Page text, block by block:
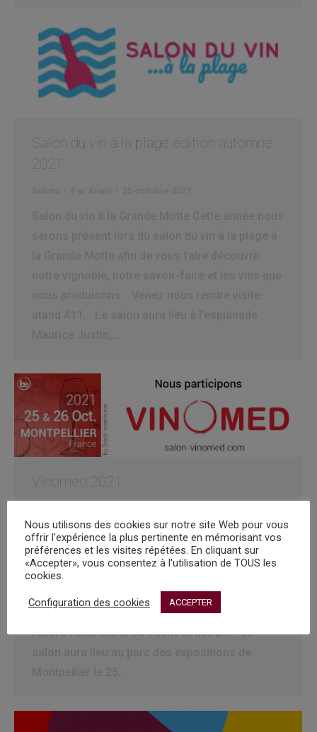
Salon du vin à la plage édition automne
2021
Anaïs 25 octobre 2021
Salon du vin à la Grande Motte Cette année nous
serons présent lors du salon du vin à la plage à
la Grande Motte afin de vous faire découvrir
notre vignoble, notre savoir-faire et les vins que
nous produisons. Venez nous rendre visite
stand A11. Le salon aura lieu à l’esplanade
Maurice Justin,…
Vinomed 2021
Salon Vinomed 2021 Salon Vinomed 2021Cette
année nous serons présent lors du salon
Vinomed à Montpellier afin de vous faire
découvrir notre vignoble, notre savoir-faire et
les vins que nous produisons. Venez nous
rendre visite stand D34 dans le hall B1. Le
salon aura lieu au parc des expositions de
Montpellier le 25…
Nous utilisons des cookies sur notre site Web pour vous
offrir l'expérience la plus pertinente en mémorisant vos
préférences et les visites répétées. En cliquant sur
«Accepter», vous consentez à l'utilisation de TOUS les
cookies.
Configuration des cookies ACCEPTER